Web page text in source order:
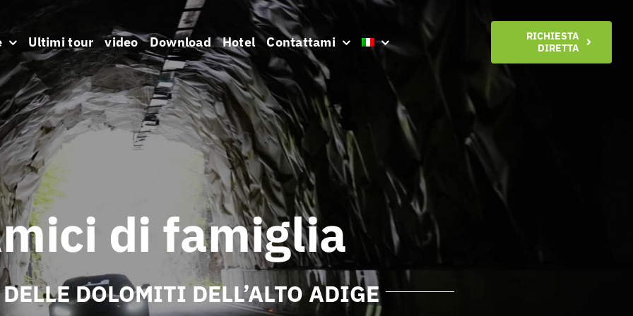
Ultimi tour video Download Hotel Contattami
RICHIESTA
DIRETTA
di famiglia
DOLOMITI DELL’ALTO ADIGE